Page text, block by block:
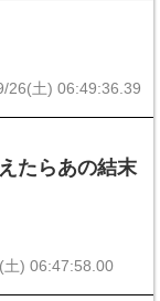
26(土) 06:49:36.39
たらあの結末
土) 06:47:58.00